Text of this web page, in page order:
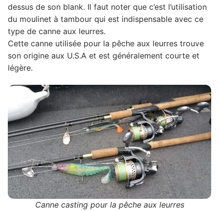
dessus de son blank. Il faut noter que c’est l’utilisation
du moulinet à tambour qui est indispensable avec ce
type de canne aux leurres.
Cette canne utilisée pour la pêche aux leurres trouve
son origine aux U.S.A et est généralement courte et
légère.
Canne casting pour la pêche aux leurres